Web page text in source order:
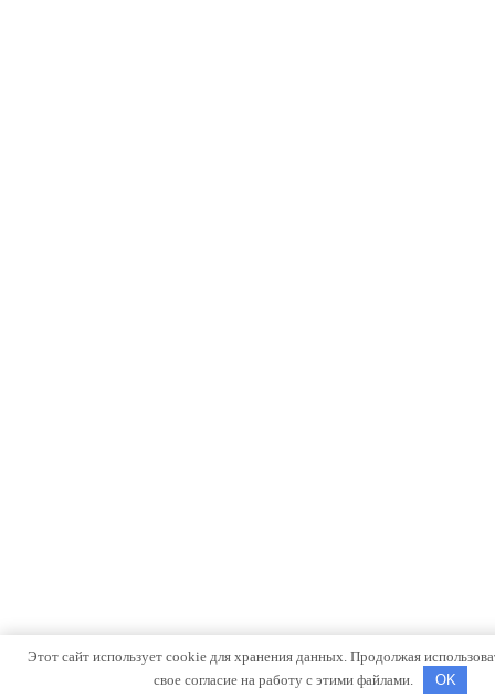
Этот сайт использует cookie для хранения данных. Продолжая
свое согласие на работу с этими файлами.
OK